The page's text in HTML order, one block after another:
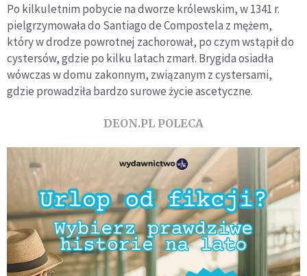
Po kilkuletnim pobycie na dworze królewskim, w 1341 r.
pielgrzymowała do Santiago de Compostela z mężem,
który w drodze powrotnej zachorował, po czym wstąpił do
cystersów, gdzie po kilku latach zmarł. Brygida osiadła
wówczas w domu zakonnym, związanym z cystersami,
gdzie prowadziła bardzo surowe życie ascetyczne.
DEON.PL POLECA